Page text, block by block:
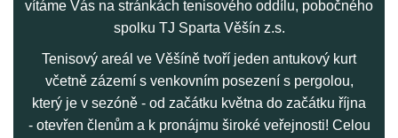
vítáme Vás na stránkách tenisového oddílu, pobočného
spolku TJ Sparta Věšín z.s.
Tenisový areál ve Věšíně tvoří jeden antukový kurt
včetně zázemí s venkovním posezení s pergolou,
který je v sezóně - od začátku května do začátku října
- otevřen členům a k pronájmu široké veřejnosti! Celou